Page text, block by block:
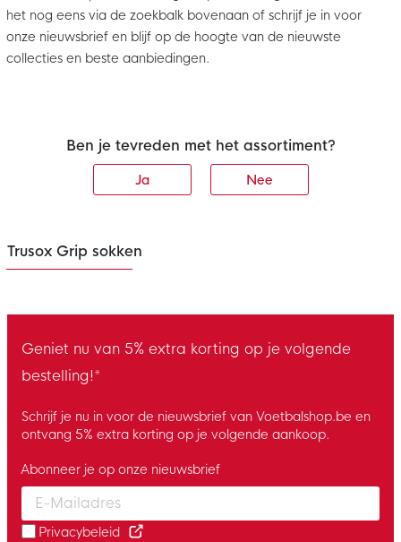
het nog eens via de zoekbalk bovenaan of schrijf je in voor
onze nieuwsbrief en blijf op de hoogte van de nieuwste
collecties en beste aanbiedingen.
Ben je tevreden met het assortiment?
Ja Nee
Trusox Grip sokken
Geniet nu van 5% extra korting op je volgende
bestelling!*
Schrijf je nu in voor de nieuwsbrief van Voetbalshop.be en
ontvang 5% extra korting op je volgende aankoop.
Enter your email and accept the privacy policy to subscribe to
Abonneer je op onze nieuwsbrief
Privacybeleid